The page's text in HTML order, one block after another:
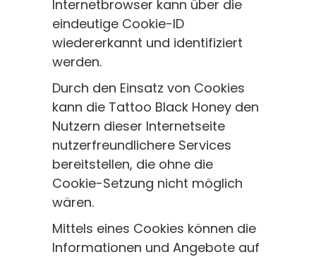
Internetbrowser kann über die
eindeutige Cookie-ID
wiedererkannt und identifiziert
werden.
Durch den Einsatz von Cookies
kann die Tattoo Black Honey den
Nutzern dieser Internetseite
nutzerfreundlichere Services
bereitstellen, die ohne die
Cookie-Setzung nicht möglich
wären.
Mittels eines Cookies können die
Informationen und Angebote auf